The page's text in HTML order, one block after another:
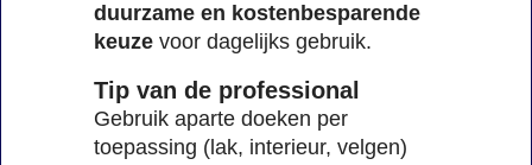
duurzame en kostenbesparende
keuze voor dagelijks gebruik.
Tip van de professional
Gebruik aparte doeken per
toepassing (lak, interieur, velgen)